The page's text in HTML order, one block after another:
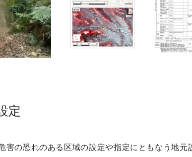
定
害の恐れのある区域の設定や指定にともなう地元